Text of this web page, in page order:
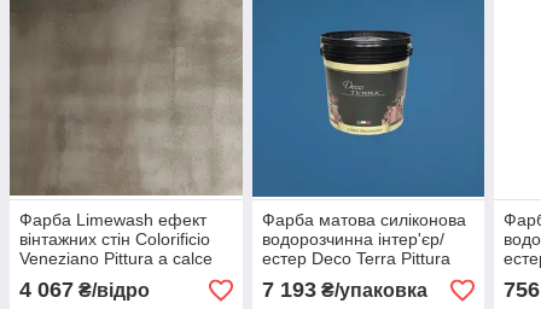
Фарба Limewash ефект
вінтажних стін Colorificio
Veneziano Pittura a calce
USA 5 л
4 067 ₴/відро
Фарба матова силіконова
водорозчинна інтер'єр/
естер Deco Terra Pittura
Economica База A
фасовка 14 л
7 193₴/упаковка 756